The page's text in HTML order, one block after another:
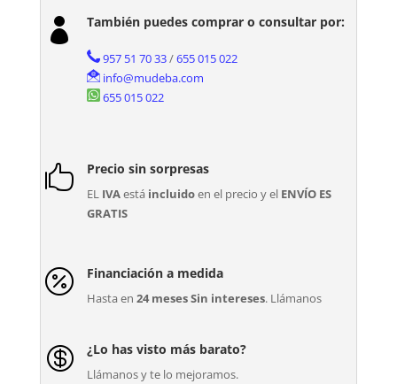
 También puedes comprar o consultar por:
957 51 70 33/655 015 022
info@mudeba.com
655 015 022
 Precio sin sorpresas
EL IVAestá incluidoen el precio y el ENVÍO ES
GRATIS
 Financiación a medida
Hasta en 24 meses Sin intereses. Llámanos
 ¿Lo has visto más barato?
Llámanos y te lo mejoramos.